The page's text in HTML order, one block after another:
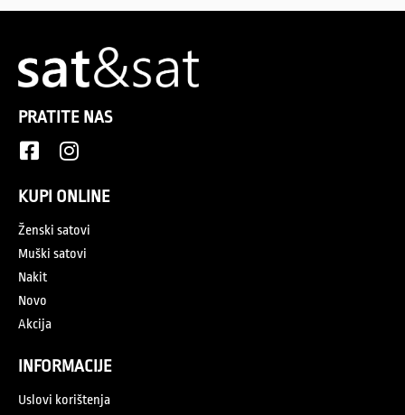
PRATITE NAS
KUPI ONLINE
Ženski satovi
Muški satovi
Nakit
Novo
Akcija
INFORMACIJE
Uslovi korištenja